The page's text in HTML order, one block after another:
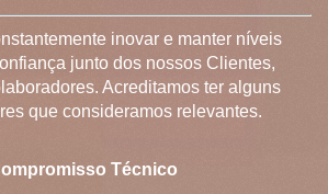
inovar e manter níveis
junto dos nossos Clientes,
Acreditamos ter alguns
que consideramos relevantes.
Técnico